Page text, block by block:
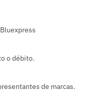
o débito.
de marcas.